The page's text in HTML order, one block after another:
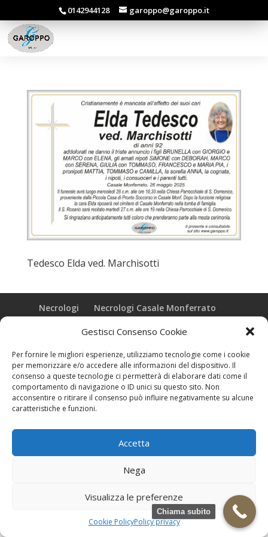
Gestisci Consenso Cookie
Per fornire le migliori esperienze, utilizziamo tecnologie come i cookie
per memorizzare e/o accedere alle informazioni del dispositivo. Il
consenso a queste tecnologie ci permetterà di elaborare dati come il
comportamento di navigazione o ID unici su questo sito. Non
acconsentire o ritirare il consenso può influire negativamente su alcune
caratteristiche e funzioni.
Accetta
Nega
Visualizza le preferenze
Cookie PolicyPolicy privacy
0142944128 garoppo@garoppo.it
Tedesco Elda ved. Marchisotti
Necrologi
Necrologi Casale Monferrato
Necrologi Alessandria
Necrologi Piemonte
Realizzazione grafica e Copyright © zeropensieri local web -
Casale Monferrato info@zeropensieri-cloud
Chiama subito